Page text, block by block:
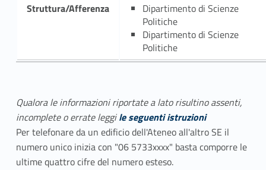
Struttura/Afferenza
Dipartimento di Scienze
Politiche
Dipartimento di Scienze
Politiche
Qualora le informazioni riportate a lato risultino assenti,
incomplete o errate leggile seguenti istruzioni
Per telefonare da un edificio dell'Ateneo all'altro SE il
numero unico inizia con "06 5733xxxx" basta comporre le
ultime quattro cifre del numero esteso.